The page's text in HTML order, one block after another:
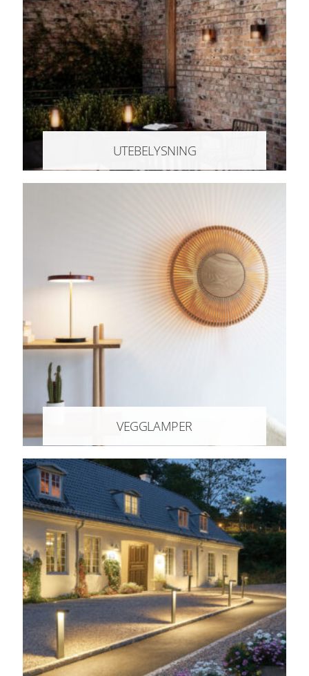
UTEBELYSNING
VEGGLAMPER